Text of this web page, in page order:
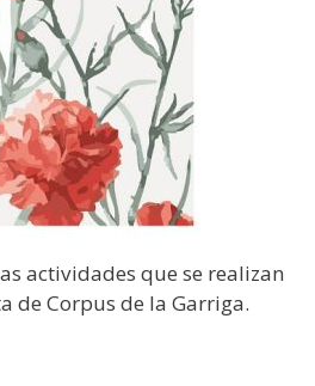
actividades que se realizan
de Corpus de la Garriga.